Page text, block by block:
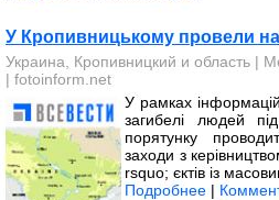
У Кропивницькому провели
Украина, Кропивницкий и область |
| fotoinform.net
У рамках
загибелі людей
порятунку
заходи з
rsquo; єктів із
Подробнее |